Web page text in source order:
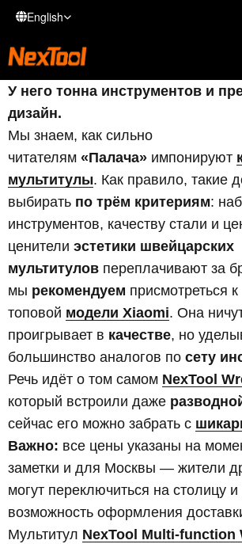
English
У него тонна инструментов и
дизайн.
Мы знаем, как сильно
читателям «Палача» импонируют
мультитулы. Как правило, такие
выбирать по трём критериям:
инструментов, качеству стали и
ценители эстетики швейцарских
мультитулов переплачивают за
мы рекомендуем присмотреться к
топовой модели Xiaomi. Она
проигрывает в качестве, но
большинство аналогов по сету
Речь идёт о том самом NexTool
который встроили даже
сейчас его можно забрать с
Важно: все цены указаны на
заметки и для Москвы — жители
могут переключиться на столицу
возможность оформления
Мультитул NexTool Multi-function